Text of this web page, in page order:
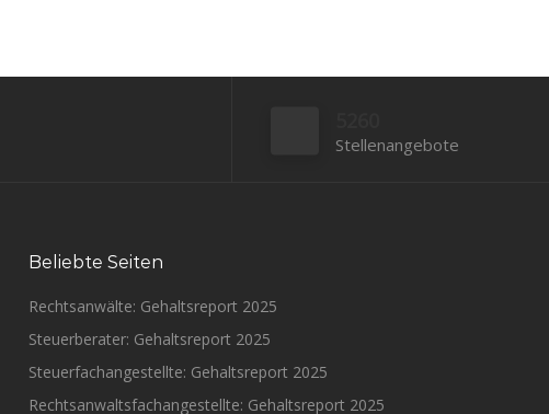
Stellenangebote
Beliebte Seiten
Rechtsanwälte: Gehaltsreport 2025
Steuerberater: Gehaltsreport 2025
Steuerfachangestellte: Gehaltsreport 2025
Rechtsanwaltsfachangestellte: Gehaltsreport 2025